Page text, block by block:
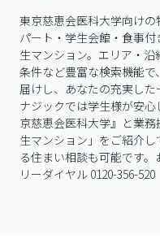
東京慈恵会医科大学向け
パート・学生会館・食事
生マンション。エリア・
条件など豊富な検索機能
届けし、あなたの充実した
ナジックでは学生様が安
京慈恵会医科大学』と業
生マンション」をご紹介
る住まい相談も可能です
リーダイヤル 0120-356-520